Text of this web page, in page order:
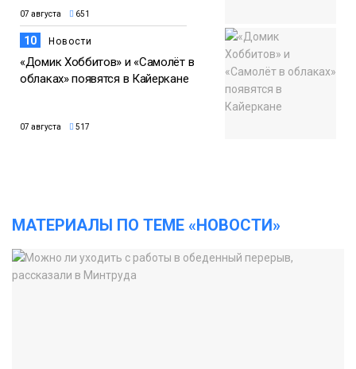
07 августа 651
10 Новости
«Домик Хоббитов» и «Самолёт в
облаках» появятся в Кайеркане
07 августа 517
МАТЕРИАЛЫ ПО ТЕМЕ «НОВОСТИ»